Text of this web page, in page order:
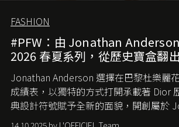
FASHION
#PFW：由 Jonathan
2026 春夏系列，從歷史寶盒翻
Jonathan Anderson 選擇在巴黎杜樂麗
成績表，以獨特的方式打開承載著 Dior
典設計符號賦予全新的面貌，開創屬於
Anderson 的 Dior 時代。